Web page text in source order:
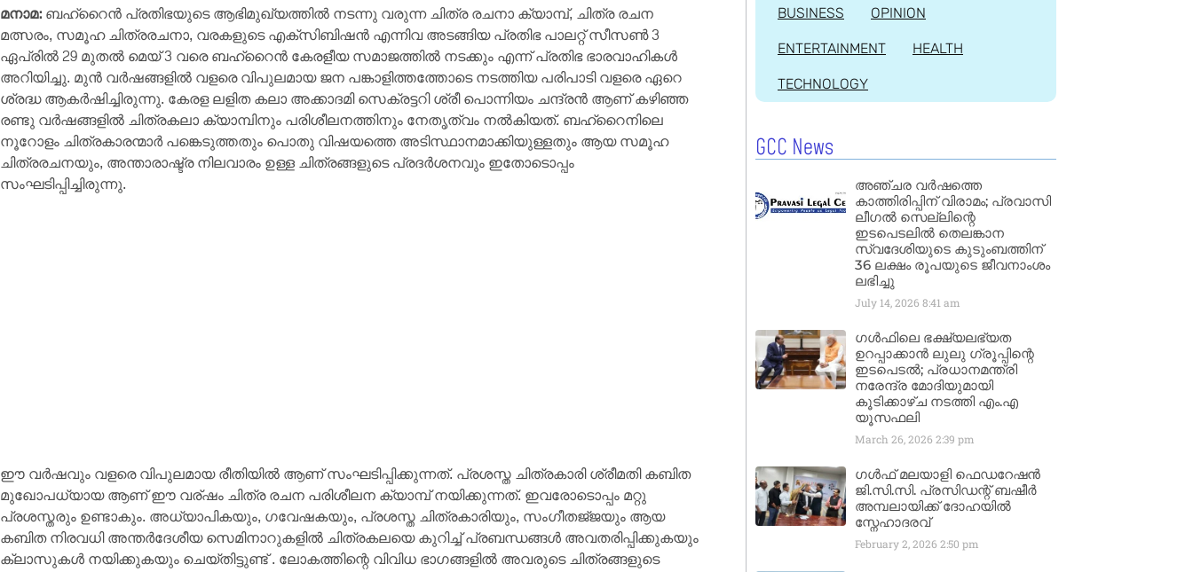
മനാമ:ബഹ്‌റൈൻ പ്രതിഭയുടെ ആഭിമുഖ്യത്തിൽ നടന്നു വരുന്ന ചിത്ര രചനാ ക്യാമ്പ്, ചിത്ര രചന
മത്സരം, സമൂഹ ചിത്രരചനാ, വരകളുടെ എക്സിബിഷൻ എന്നിവ അടങ്ങിയ പ്രതിഭ പാലറ്റ് സീസൺ 3
ഏപ്രിൽ 29 മുതൽ മെയ് 3 വരെ ബഹ്‌റൈൻ കേരളീയ സമാജത്തിൽ നടക്കും എന്ന് പ്രതിഭ ഭാരവാഹികൾ
അറിയിച്ചു. മുൻ വർഷങ്ങളിൽ വളരെ വിപുലമായ ജന പങ്കാളിത്തത്തോടെ നടത്തിയ പരിപാടി വളരെ ഏറെ
ശ്രദ്ധ ആകർഷിച്ചിരുന്നു. കേരള ലളിത കലാ അക്കാദമി സെക്രട്ടറി ശ്രീ പൊന്നിയം ചന്ദ്രൻ ആണ് കഴിഞ്ഞ
രണ്ടു വർഷങ്ങളിൽ ചിത്രകലാ ക്യാമ്പിനും പരിശീലനത്തിനും നേതൃത്വം നൽകിയത്. ബഹ്‌റൈനിലെ
നൂറോളം ചിത്രകാരന്മാർ പങ്കെടുത്തതും പൊതു വിഷയത്തെ അടിസ്ഥാനമാക്കിയുള്ളതും ആയ സമൂഹ
ചിത്രരചനയും, അന്താരാഷ്ട്ര നിലവാരം ഉള്ള ചിത്രങ്ങളുടെ പ്രദർശനവും ഇതോടൊപ്പം
സംഘടിപ്പിച്ചിരുന്നു.
ഈ വർഷവും വളരെ വിപുലമായ രീതിയിൽ ആണ് സംഘടിപ്പിക്കുന്നത്. പ്രശസ്ത ചിത്രകാരി ശ്രീമതി കബിത
മുഖോപധ്യായ ആണ് ഈ വര്ഷം ചിത്ര രചന പരിശീലന ക്യാമ്പ് നയിക്കുന്നത്. ഇവരോടൊപ്പം മറ്റു
പ്രശസ്തരും ഉണ്ടാകും. അധ്യാപികയും, ഗവേഷകയും, പ്രശസ്ത ചിത്രകാരിയും, സംഗീതജ്‌ജയും ആയ
കബിത നിരവധി അന്തർദേശീയ സെമിനാറുകളിൽ ചിത്രകലയെ കുറിച്ച് പ്രബന്ധങ്ങൾ അവതരിപ്പിക്കുകയും
ക്ലാസുകൾ നയിക്കുകയും ചെയ്തിട്ടുണ്ട് . ലോകത്തിന്റെ വിവിധ ഭാഗങ്ങളിൽ അവരുടെ ചിത്രങ്ങളുടെ
BUSINESS OPINION
ENTERTAINMENT HEALTH
TECHNOLOGY
GCC News
അഞ്ചര വർഷത്തെ
കാത്തിരിപ്പിന് വിരാമം; പ്രവാസി
ലീഗൽ സെല്ലിന്റെ
ഇടപെടലിൽ തെലങ്കാന
സ്വദേശിയുടെ കുടുംബത്തിന്
36 ലക്ഷം രൂപയുടെ ജീവനാംശം
ലഭിച്ചു
July 14, 2026 8:41 am
ഗൾഫിലെ ഭക്ഷ്യലഭ്യത
ഉറപ്പാക്കാൻ ലുലു ഗ്രൂപ്പിന്റെ
ഇടപെടൽ; പ്രധാനമന്ത്രി
നരേന്ദ്ര മോദിയുമായി
കൂടിക്കാഴ്ച നടത്തി എം.എ
യൂസഫലി
March 26, 2026 2:39 pm
ഗൾഫ് മലയാളി ഫെഡറേഷൻ
ജി.സി.സി. പ്രസിഡന്റ് ബഷീർ
അമ്പലായിക്ക് ദോഹയിൽ
സ്നേഹാദരവ്
February 2, 2026 2:50 pm